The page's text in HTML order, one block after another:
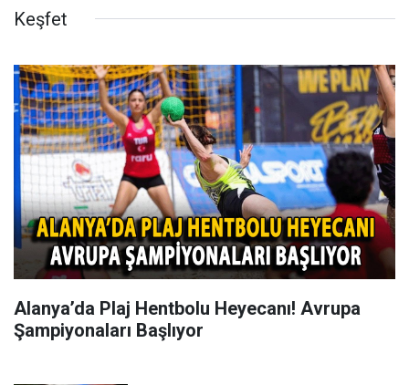
Keşfet
Alanya’da Plaj Hentbolu Heyecanı! Avrupa
Şampiyonaları Başlıyor